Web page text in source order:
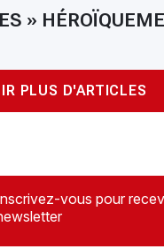
»
PLUS D'ARTICLES
vous pour